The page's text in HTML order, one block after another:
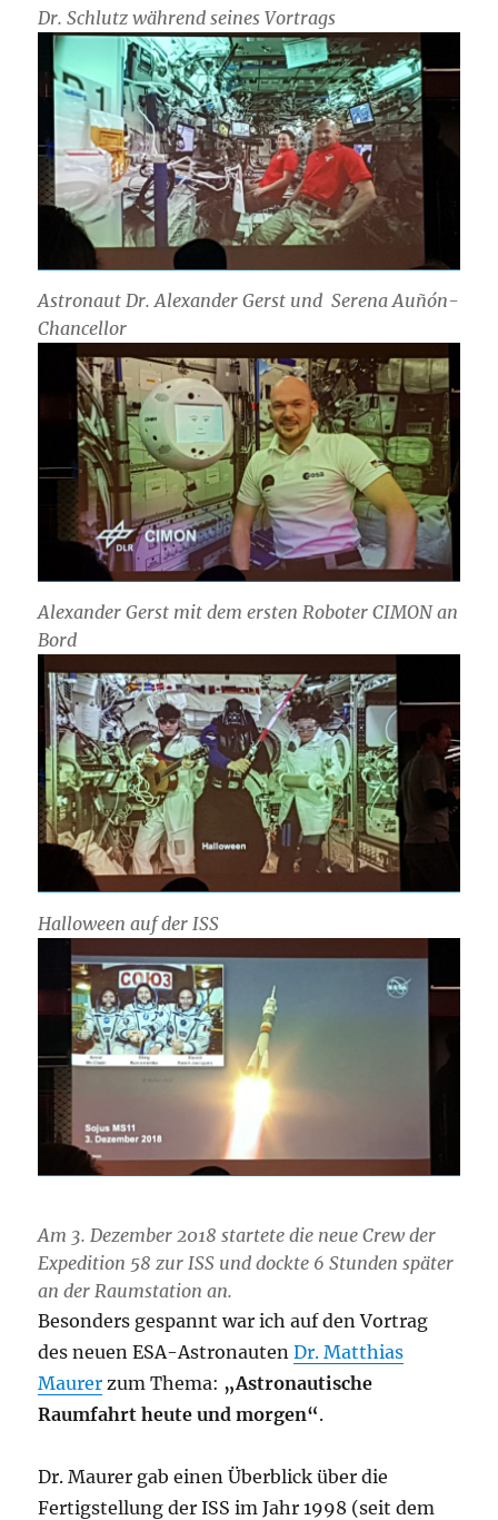
Dr. Schlutz während seines Vortrags
Astronaut Dr. Alexander Gerst und Serena Auñón-
Chancellor
Alexander Gerst mit dem ersten Roboter CIMON an
Bord
Halloween auf der ISS
Am 3. Dezember 2018 startete die neue Crew der
Expedition 58 zur ISS und dockte 6 Stunden später
an der Raumstation an.
Besonders gespannt war ich auf den Vortrag
des neuen ESA-AstronautenDr. Matthias
Maurer zum Thema: „Astronautische
Raumfahrt heute und morgen“.
Dr. Maurer gab einen Überblick über die
Fertigstellung der ISS im Jahr 1998 (seit dem